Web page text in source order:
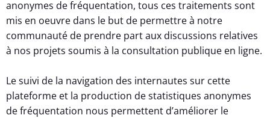
anonymes de fréquentation, tous ces traitements sont
mis en oeuvre dans le but de permettre à notre
communauté de prendre part aux discussions relatives
à nos projets soumis à la consultation publique en ligne.
Le suivi de la navigation des internautes sur cette
plateforme et la production de statistiques anonymes
de fréquentation nous permettent d’améliorer le